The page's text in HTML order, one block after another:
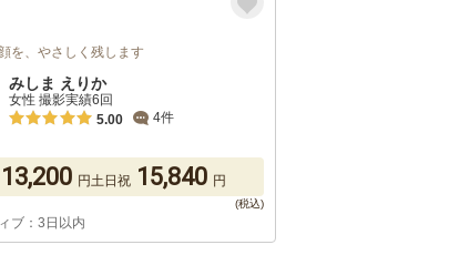
を、やさしく残します
みしま えりか
女性 撮影実績6回
5.00
4件
13,200 円土日祝 15,840 円
ブ：3日以内